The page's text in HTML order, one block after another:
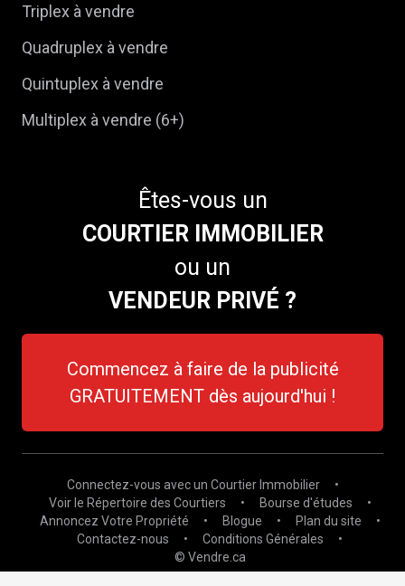
Triplex à vendre
Quadruplex à vendre
Quintuplex à vendre
Multiplex à vendre (6+)
Êtes-vous un
COURTIER IMMOBILIER
ou un
VENDEUR PRIVÉ ?
Commencez à faire de la publicité
GRATUITEMENT dès aujourd'hui !
Connectez-vous avec un Courtier Immobilier
•
Voir le Répertoire des Courtiers
• Bourse d'études
•
Annoncez Votre Propriété
• Blogue • Plan du site
•
Contactez-nous
• Conditions Générales
•
© Vendre.ca